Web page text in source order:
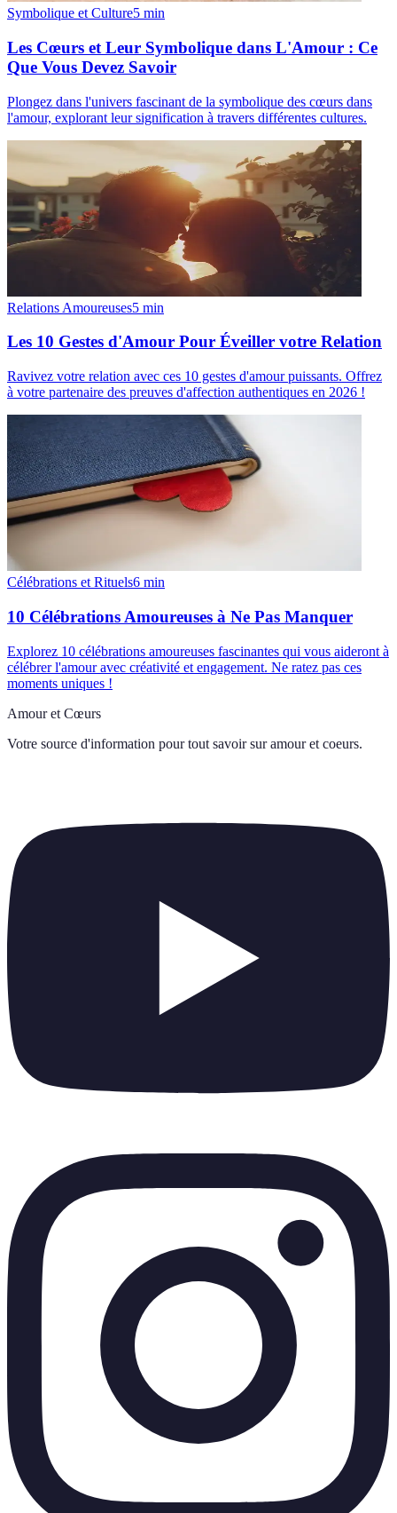
Symbolique et Culture5 min
Les Cœurs et Leur Symbolique dans L'Amour : Ce
Que Vous Devez Savoir
Plongez dans l'univers fascinant de la symbolique des cœurs dans
l'amour, explorant leur signification à travers différentes cultures.
Relations Amoureuses5 min
Les 10 Gestes d'Amour Pour Éveiller votre Relation
Ravivez votre relation avec ces 10 gestes d'amour puissants. Offrez
à votre partenaire des preuves d'affection authentiques en 2026 !
Célébrations et Rituels6 min
10 Célébrations Amoureuses à Ne Pas Manquer
Explorez 10 célébrations amoureuses fascinantes qui vous aideront à
célébrer l'amour avec créativité et engagement. Ne ratez pas ces
moments uniques !
Amour et Cœurs
Votre source d'information pour tout savoir sur amour et coeurs.